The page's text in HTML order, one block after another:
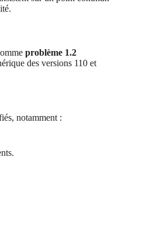
problème 1.2
des versions 110 et
notamment :